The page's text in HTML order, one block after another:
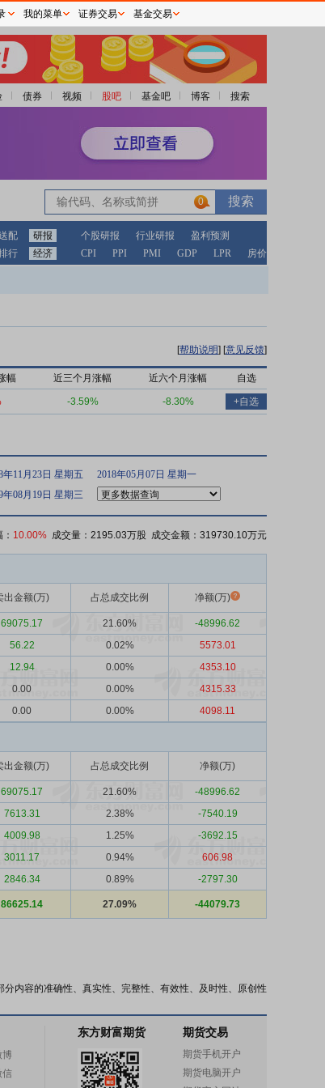
债券 视频 股吧 基金吧 博客 搜索
0
配 研报 个股研报 行业研报
盈利预测
行 经济 CPI PPI PMI GDP LPR 房价
[帮助说明] [意见反馈]
幅 近三个月涨幅 近六个月涨幅 自选
-3.59% -8.30% +自选
年11月23日 星期五
2018年05月07日 星期一
年08月19日 星期三
10.00% 成交量：2195.03万股 成交金额：319730.10万元
出金额(万) 占总成交比例 净额(万)
69075.17 21.60%
-48996.62
56.22 0.02%
5573.01
12.94 0.00%
4353.10
0.00 0.00%
4315.33
0.00 0.00% 4098.11
出金额(万) 占总成交比例 净额(万)
69075.17 21.60%
-48996.62
7613.31 2.38%
-7540.19
4009.98 1.25%
-3692.15
3011.17 0.94%
606.98
2846.34 0.89% -2797.30
86625.14 27.09% -44079.73
内容的准确性、真实性、完整性、有效性、及时性、原创性
我的菜单 证券交易 基金交易